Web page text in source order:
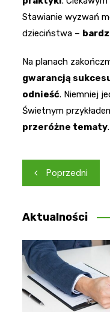
Stawianie wyzwań
dzieciństwa –
Na planach
gwarancją
odnieść. Niemniej
Świetnym
przeróżne tematy
Nawigacja
wpisu
Poprzedni
Aktualności